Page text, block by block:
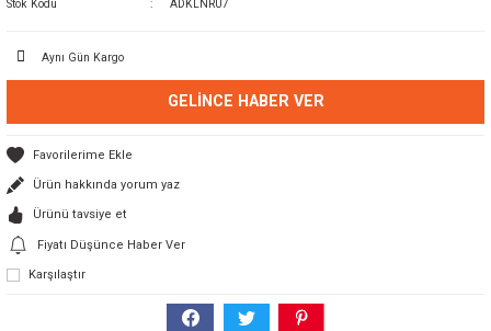
Stok Kodu ADKLNRU7
Aynı Gün Kargo
GELINCE HABER VER
Ürün hakkında yorum yaz
Ürünü tavsiye et
Fiyatı Düşünce Haber Ver
Karşılaştır